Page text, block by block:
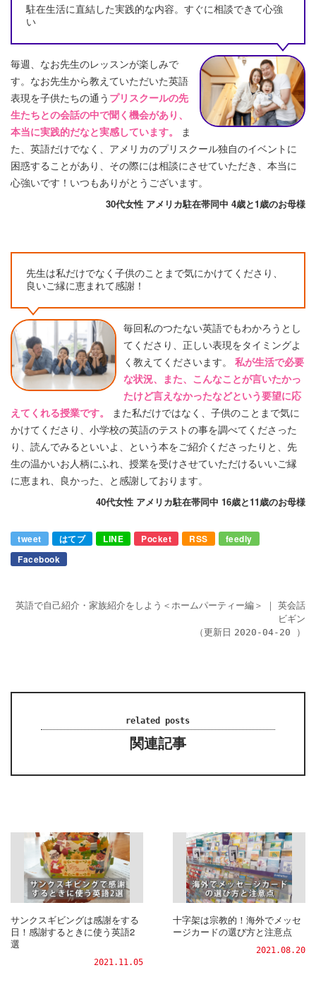
駐在生活に直結した実践的な内容。すぐに相談できて心強
い
毎週、なお先生のレッスンが楽しみで
す。なお先生から教えていただいた英語
表現を子供たちの通う プリスクールの先
生たちとの会話の中で聞く機会があり、
本当に実践的だなと実感しています。
ま
た、英語だけでなく、アメリカのプリスクール独自のイベントに
困惑することがあり、その際には相談にさせていただき、本当に
心強いです！いつもありがとうございます。
30代女性 アメリカ駐在帯同中 4歳と1歳のお母様
先生は私だけでなく子供のことまで気にかけてくださり、
良いご縁に恵まれて感謝！
毎回私のつたない英語でもわかろうとし
てくださり、正しい表現をタイミングよ
く教えてくださいます。 私が生活で必要
な状況、また、こんなことが言いたかっ
たけど言えなかったなどという要望に応
えてくれる授業です。
また私だけではなく、子供のことまで気に
かけてくださり、小学校の英語のテストの事を調べてくださった
り、読んでみるといいよ、という本をご紹介くださったりと、先
生の温かいお人柄にふれ、授業を受けさせていただけるいいご縁
に恵まれ、良かった、と感謝しております。
40代女性 アメリカ駐在帯同中 16歳と11歳のお母様
tweet はてブ LINE Pocket RSS
feedly
Facebook
英語で自己紹介・家族紹介をしよう＜ホームパーティー編＞ ｜ 英会話
ビギン
（更新日 2020-04-20 ）
related posts
関連記事
サンクスギビングは感謝をする
日！感謝するときに使う英語2
選
2021.11.05
十字架は宗教的！海外でメッセ
ージカードの選び方と注意点
2021.08.20